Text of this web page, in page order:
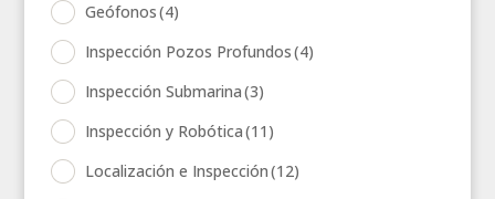
Geófonos(4)
Inspección Pozos Profundos(4)
Inspección Submarina(3)
Inspección y Robótica(11)
Localización e Inspección(12)